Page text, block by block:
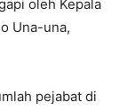
oleh Kepala
Una-una,
pejabat di